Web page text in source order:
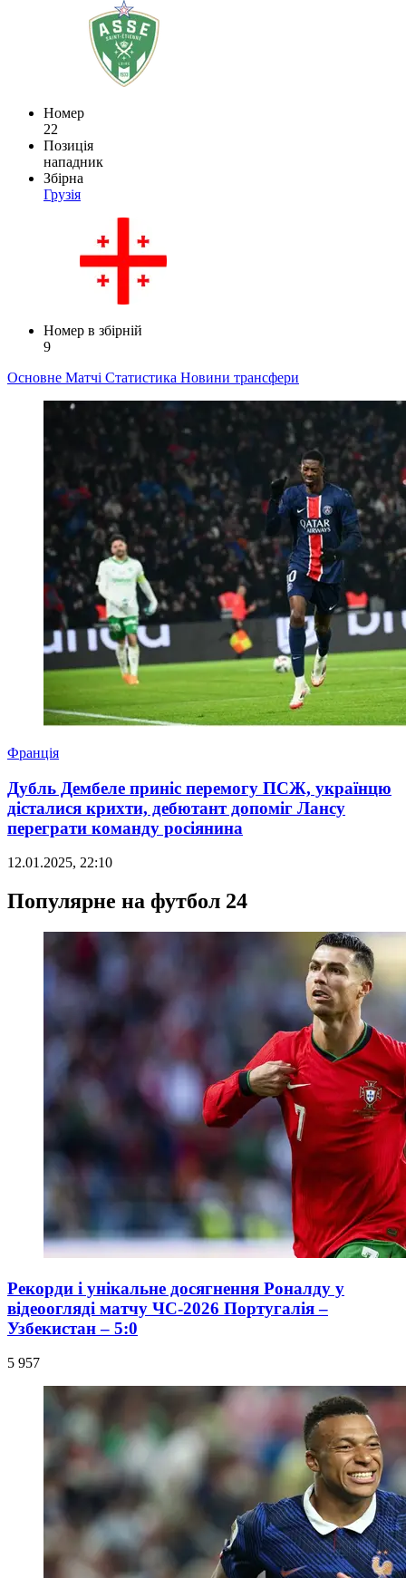
Номер
22
Позиція
нападник
Збірна
Грузія
Номер в збірній
9
Основне Матчі Статистика Новини трансфери
Франція
Дубль Дембеле приніс перемогу ПСЖ, українцю
дісталися крихти, дебютант допоміг Лансу
переграти команду росіянина
12.01.2025, 22:10
Популярне на футбол 24
Рекорди і унікальне досягнення Роналду у
відеоогляді матчу ЧС-2026 Португалія –
Узбекистан – 5:0
5 957